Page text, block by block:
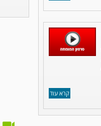
קרא עוד